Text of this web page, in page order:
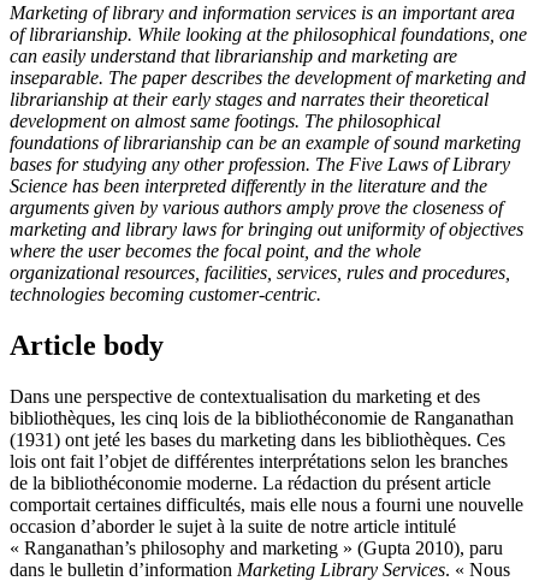
Marketing of library and information services is an important area
of librarianship. While looking at the philosophical foundations, one
can easily understand that librarianship and marketing are
inseparable. The paper describes the development of marketing and
librarianship at their early stages and narrates their theoretical
development on almost same footings. The philosophical
foundations of librarianship can be an example of sound marketing
bases for studying any other profession. The Five Laws of Library
Science has been interpreted differently in the literature and the
arguments given by various authors amply prove the closeness of
marketing and library laws for bringing out uniformity of objectives
where the user becomes the focal point, and the whole
organizational resources, facilities, services, rules and procedures,
technologies becoming customer-centric.
Article body
Dans une perspective de contextualisation du marketing et des
bibliothèques, les cinq lois de la bibliothéconomie de Ranganathan
(1931) ont jeté les bases du marketing dans les bibliothèques. Ces
lois ont fait l’objet de différentes interprétations selon les branches
de la bibliothéconomie moderne. La rédaction du présent article
comportait certaines difficultés, mais elle nous a fourni une nouvelle
occasion d’aborder le sujet à la suite de notre article intitulé
« Ranganathan’s philosophy and marketing » (Gupta 2010), paru
dans le bulletin d’information Marketing Library Services. « Nous